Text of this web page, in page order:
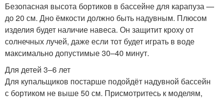
Безопасная высота бортиков в бассейне для карапуза —
до 20 см. Дно ёмкости должно быть надувным. Плюсом
изделия будет наличие навеса. Он защитит кроху от
солнечных лучей, даже если тот будет играть в воде
максимально допустимые 30–40 минут.
Для детей 3–6 лет
Для купальщиков постарше подойдёт надувной бассейн
с бортиком не выше 50 см. Присмотритесь к моделям,